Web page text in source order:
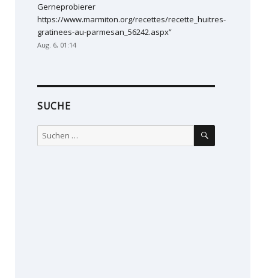
Gerneprobierer
https://www.marmiton.org/recettes/recette_huitres-
gratinees-au-parmesan_56242.aspx”
Aug. 6, 01:14
SUCHE
Suchen
nach:
SUCHEN